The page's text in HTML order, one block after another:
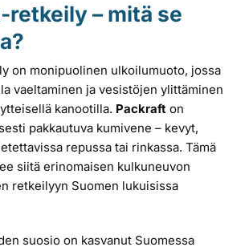
retkeily – mitä se
on monipuolinen ulkoilumuoto, jossa
vaeltaminen ja vesistöjen ylittäminen
kanootilla. Packraft on
pakkautuva kumivene – kevyt,
repussa tai rinkassa. Tämä
siitä erinomaisen kulkuneuvon
retkeilyyn Suomen lukuisissa
suosio on kasvanut Suomessa